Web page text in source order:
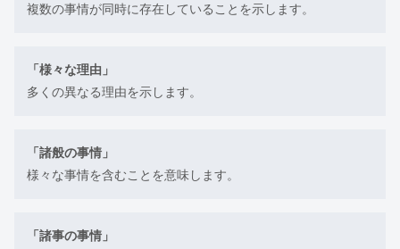
複数の事情が同時に存在していることを示します。
「様々な理由」
多くの異なる理由を示します。
「諸般の事情」
様々な事情を含むことを意味します。
「諸事の事情」